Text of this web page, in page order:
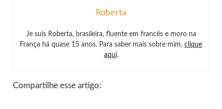
Roberta
Je suis Roberta, brasileira, fluente em francês e moro na
França há quase 15 anos. Para saber mais sobre mim, clique
aqui.
Compartilhe esse artigo: